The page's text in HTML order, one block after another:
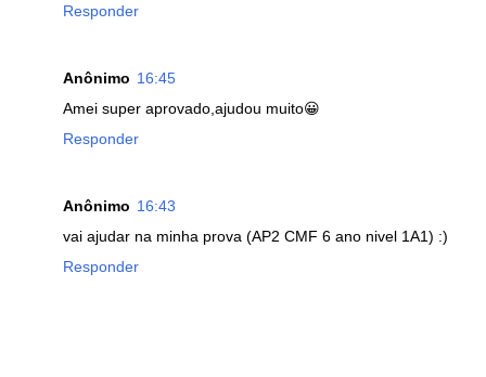
Responder
Anônimo 16:45
Amei super aprovado,ajudou muito😀
Responder
Anônimo 16:43
vai ajudar na minha prova (AP2 CMF 6 ano nivel 1A1) :)
Responder